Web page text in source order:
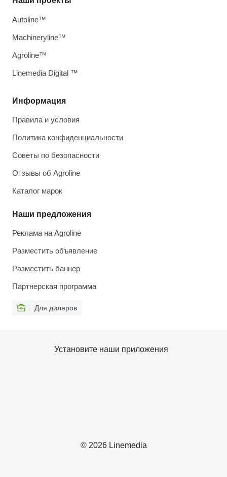
Информация
Правила и условия
Политика конфиденциальности
Советы по безопасности
Отзывы об Agroline
Каталог марок
Наши предложения
Реклама на Agroline
Разместить объявление
Разместить баннер
Партнерская программа
Для дилеров
Autoline™
Machineryline™
Agroline™
Linemedia Digital ™
© 2026 Linemedia
Установите наши приложения